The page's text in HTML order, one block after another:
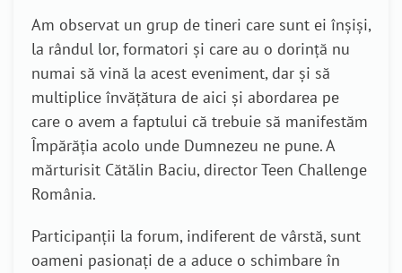
Am observat un grup de tineri care sunt ei înșiși,
la rândul lor, formatori și care au o dorință nu
numai să vină la acest eveniment, dar și să
multiplice învățătura de aici și abordarea pe
care o avem a faptului că trebuie să manifestăm
Împărăția acolo unde Dumnezeu ne pune. A
mărturisit Cătălin Baciu, director Teen Challenge
România.
Participanții la forum, indiferent de vârstă, sunt
oameni pasionați de a aduce o schimbare în